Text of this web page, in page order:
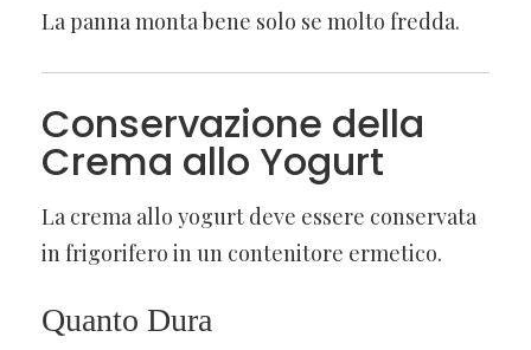
La panna monta bene solo se molto fredda.
Conservazione della
Crema allo Yogurt
La crema allo yogurt deve essere conservata
in frigorifero in un contenitore ermetico.
Quanto Dura